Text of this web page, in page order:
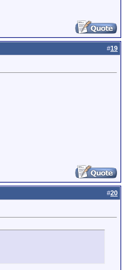
#19
#20